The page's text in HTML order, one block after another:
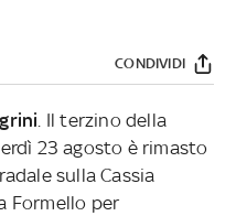
CONDIVIDI
. Il terzino della
23 agosto è rimasto
sulla Cassia
Formello per